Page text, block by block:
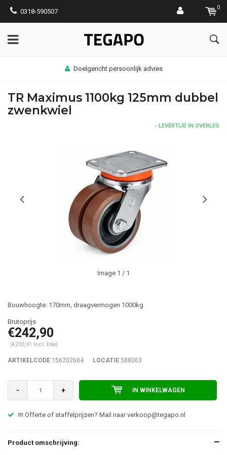
0318-590507
0
Doelgericht persoonlijk advies
TR Maximus 1100kg 125mm dubbel
zwenkwiel
- LEVERTIJD IN OVERLEG
Image 1 / 1
Bouwhoogte: 170mm, draagvermogen 1000kg
€242,90
(€293,91 Incl. btw)
ARTIKELCODE 156202604 LOCATIE 588063
- + IN WINKELWAGEN
✉ Offerte of staffelprijzen? Mail naarverkoop@tegapo.nl
Product omschrijving: